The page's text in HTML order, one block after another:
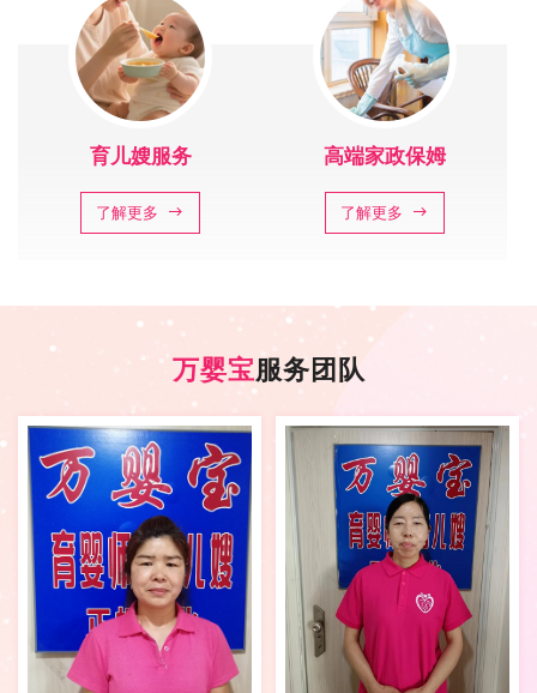
育儿嫂服务
了解更多
高端家政保姆
了解更多
万婴宝服务团队